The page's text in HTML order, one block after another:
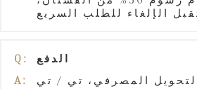
Q:
A:
المصرفي، تي / تي